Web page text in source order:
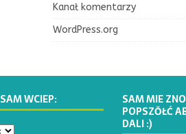
Kanał komentarzy
WordPress.org
WCIEP:
SAM MIE
POPSZŎŁĆ
DALI :)